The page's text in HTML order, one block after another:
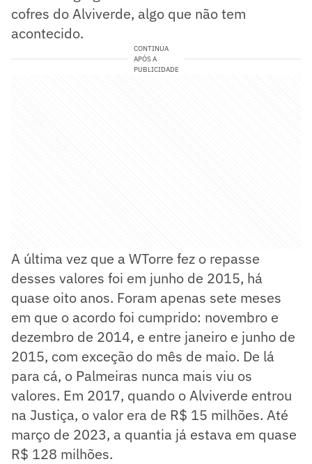
cofres do Alviverde, algo que não tem
acontecido.
CONTINUA
APÓS A
PUBLICIDADE
A última vez que a WTorre fez o repasse
desses valores foi em junho de 2015, há
quase oito anos. Foram apenas sete meses
em que o acordo foi cumprido: novembro e
dezembro de 2014, e entre janeiro e junho de
2015, com exceção do mês de maio. De lá
para cá, o Palmeiras nunca mais viu os
valores. Em 2017, quando o Alviverde entrou
na Justiça, o valor era de R$ 15 milhões. Até
março de 2023, a quantia já estava em quase
R$ 128 milhões.